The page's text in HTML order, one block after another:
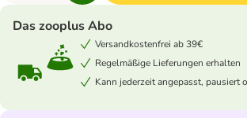
Das zooplus Abo
Versandkostenfrei ab 39€
Regelmäßige Lieferungen erhalten
Kann jederzeit angepasst, pausiert